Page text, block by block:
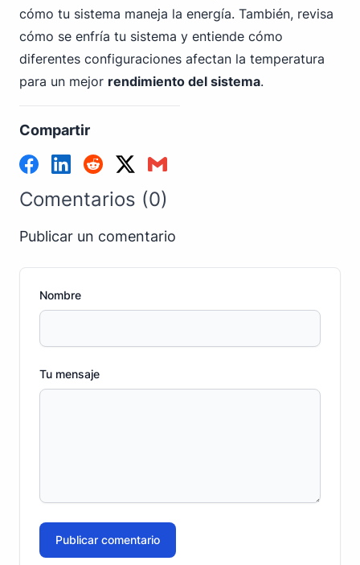
cómo tu sistema maneja la energía. También, revisa
cómo se enfría tu sistema y entiende cómo
diferentes configuraciones afectan la temperatura
para un mejor rendimiento del sistema.
Compartir
Comentarios (0)
Publicar un comentario
Nombre
Tu mensaje
Publicar comentario